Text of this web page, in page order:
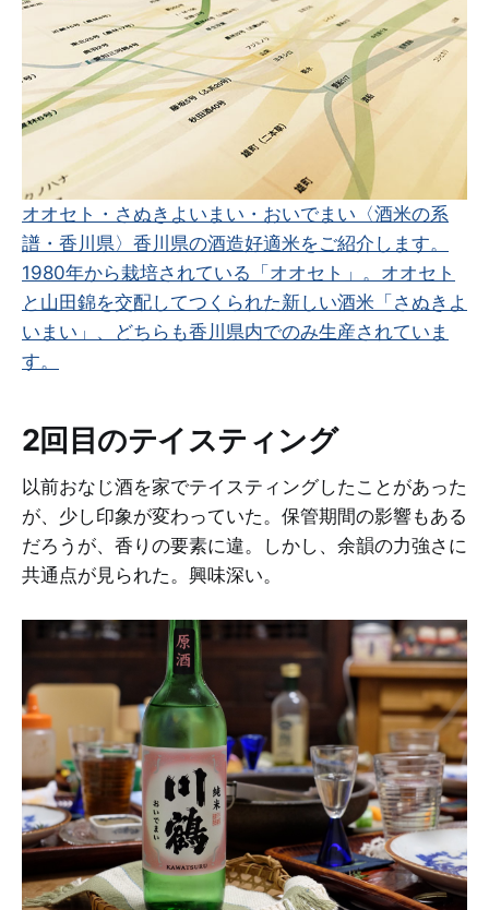
オオセト・さぬきよいまい・おいでまい〈酒米の系
譜・香川県〉 香川県の酒造好適米をご紹介します。
1980年から栽培されている「オオセト」。オオセト
と山田錦を交配してつくられた新しい酒米「さぬきよ
いまい」、どちらも香川県内でのみ生産されていま
す。
2回目のテイスティング
以前おなじ酒を家でテイスティングしたことがあった
が、少し印象が変わっていた。保管期間の影響もある
だろうが、香りの要素に違。しかし、余韻の力強さに
共通点が見られた。興味深い。